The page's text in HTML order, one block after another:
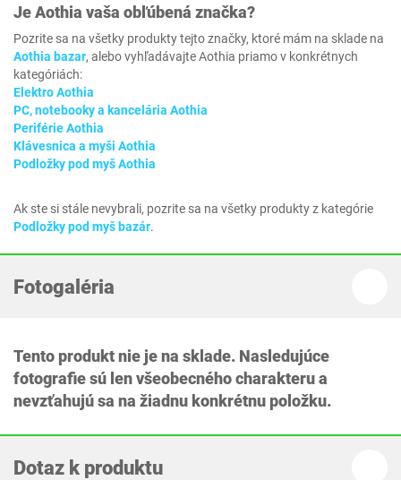
JeAothia vaša obľúbená značka?
Pozrite sa na všetky produkty tejto značky, ktoré mám na sklade na
Aothia bazar, alebo vyhľadávajte Aothia priamo v konkrétnych
kategóriách:
Elektro Aothia
PC, notebooky a kancelária Aothia
Periférie Aothia
Klávesnica a myši Aothia
Podložky pod myš Aothia
Ak ste si stále nevybrali, pozrite sa na všetky produkty z kategórie
Podložky pod myš bazár.
Fotogaléria
Tento produkt nie je na sklade. Nasledujúce
fotografie sú len všeobecného charakteru a
nevzťahujú sa na žiadnu konkrétnu položku.
Dotaz k produktu